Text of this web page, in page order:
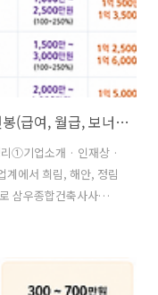
삼우종합건축사사무소(SAMOO)의 연봉(급여, 월급, 보너스, 성과급, 성과금, 상여급, 상여금, 수당, 초봉, 초임), 인재상, 근무지, 복지제도(복리후생) 등 정리
①기업소개 · 인재상 ·
계에서 희림, 해안, 정림
삼우종합건축사사무
삼성 계열 프로젝트
평가받습니다.최근에는
시설, 바이오플랜트